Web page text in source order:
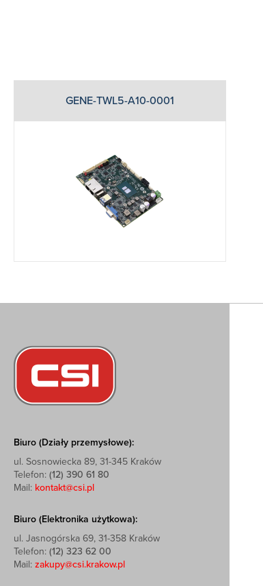
GENE-TWL5-A10-0001
Biuro (Działy przemysłowe):
ul. Sosnowiecka 89, 31-345 Kraków
Telefon: (12) 390 61 80
Mail: kontakt@csi.pl
Biuro (Elektronika użytkowa):
ul. Jasnogórska 69, 31-358 Kraków
Telefon: (12) 323 62 00
Mail: zakupy@csi.krakow.pl